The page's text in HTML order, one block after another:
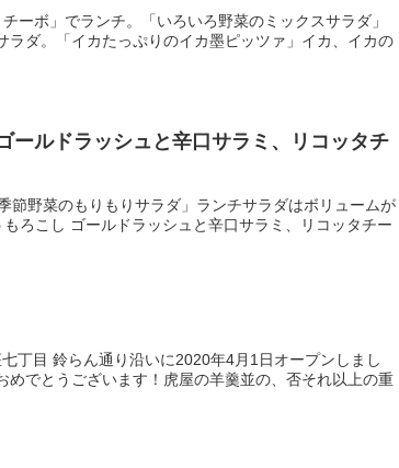
ーボ」でランチ。「いろいろ野菜のミックスサラダ」
ダ。「イカたっぷりのイカ墨ピッツァ」イカ、イカの
ールドラッシュと辛口サラミ、リコッタチ
野菜のもりもりサラダ」ランチサラダはボリュームが
ろこし ゴールドラッシュと辛口サラミ、リコッタチー
丁目 鈴らん通り沿いに2020年4月1日オープンしまし
でとうございます！虎屋の羊羹並の、否それ以上の重